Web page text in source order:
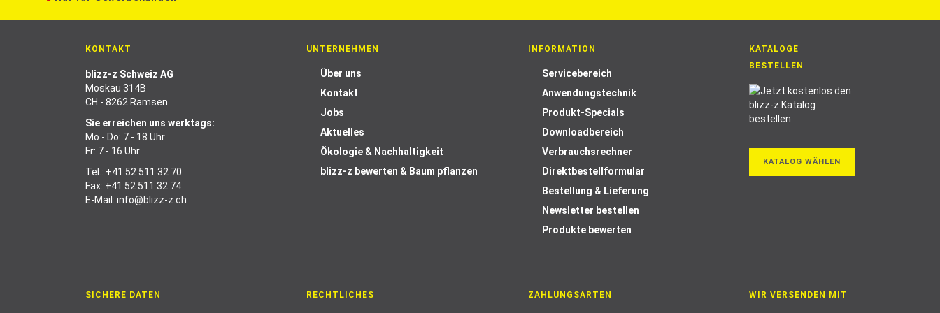
KONTAKT
blizz-z Schweiz AG
Moskau 314B
CH - 8262 Ramsen
Sie erreichen uns werktags:
Mo - Do: 7 - 18 Uhr
Fr: 7 - 16 Uhr
Tel.: +41 52 511 32 70
Fax: +41 52 511 32 74
E-Mail: info@blizz-z.ch
UNTERNEHMEN
Über uns
Kontakt
Jobs
Aktuelles
Ökologie & Nachhaltigkeit
blizz-z bewerten & Baum pflanzen
INFORMATION
Servicebereich
Anwendungstechnik
Produkt-Specials
Downloadbereich
Verbrauchsrechner
Direktbestellformular
Bestellung & Lieferung
Newsletter bestellen
Produkte bewerten
KATALOGE
BESTELLEN
KATALOG WÄHLEN
SICHERE DATEN RECHTLICHES ZAHLUNGSARTEN WIR VERSENDEN MIT